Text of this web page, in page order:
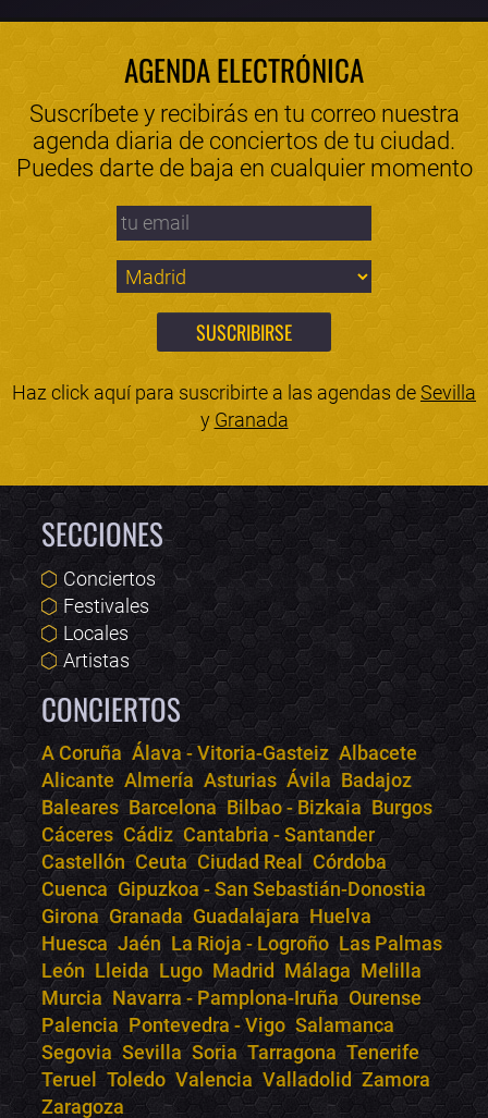
AGENDA ELECTRÓNICA
Suscríbete y recibirás en tu correo nuestra
agenda diaria de conciertos de tu ciudad.
Puedes darte de baja en cualquier momento
Haz click aquí para suscribirte a las agendas deSevilla
y Granada
SECCIONES
Conciertos
Festivales
Locales
Artistas
CONCIERTOS
A Coruña Álava - Vitoria-Gasteiz Albacete
Alicante Almería Asturias Ávila Badajoz
Baleares Barcelona Bilbao - Bizkaia Burgos
Cáceres Cádiz Cantabria - Santander
Castellón Ceuta Ciudad Real
Córdoba
Cuenca Gipuzkoa - San Sebastián-Donostia
Girona Granada Guadalajara Huelva
Huesca Jaén La Rioja - Logroño Las Palmas
León Lleida Lugo Madrid Málaga Melilla
Murcia Navarra - Pamplona-Iruña Ourense
Palencia Pontevedra - Vigo Salamanca
Segovia Sevilla Soria Tarragona Tenerife
Teruel
Toledo Valencia Valladolid Zamora
Zaragoza
Bololoco · conciertos.club
Online · Te ayudo a encontrar conciertos